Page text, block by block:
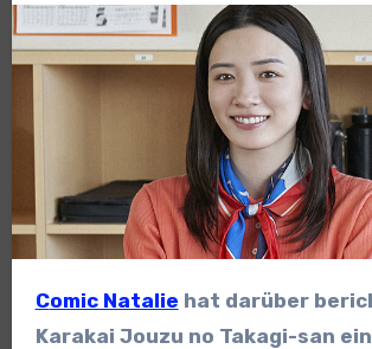
Comic Natalie hat darüber
Karakai Jouzu no Takagi-san